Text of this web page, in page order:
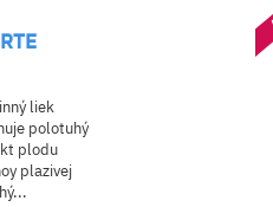
liek
polotuhý
plodu
plazivej